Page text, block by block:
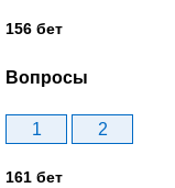
156 бет
Вопросы
1 2
161 бет